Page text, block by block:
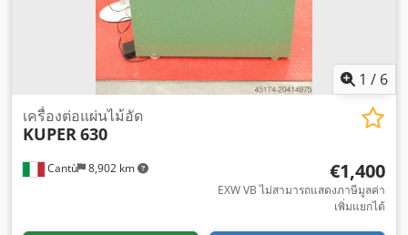
1 / 6
Cantù 8,902 km
เครื่องต่อแผ่นไม้อัด
KUPER630
€1,400
EXW VB ไม่สามารถแสดงภาษีมูลค่า
เพิ่มแยกได้